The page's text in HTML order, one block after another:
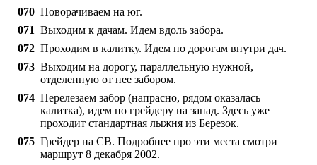
070 Поворачиваем на юг.
071 Выходим к дачам. Идем вдоль забора.
072 Проходим в калитку. Идем по дорогам внутри дач.
073 Выходим на дорогу, параллельную нужной,
отделенную от нее забором.
074 Перелезаем забор (напрасно, рядом оказалась
калитка), идем по грейдеру на запад. Здесь уже
проходит стандартная лыжня из Березок.
075 Грейдер на СВ. Подробнее про эти места смотри
маршрут 8 декабря 2002.